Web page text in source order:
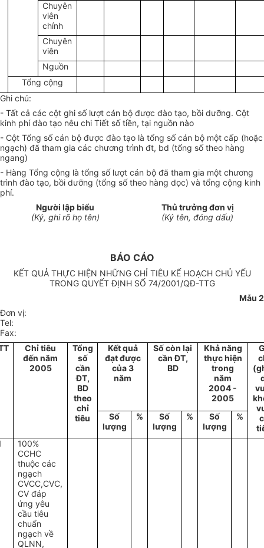
Chuyên
viên
chính
Chuyên
viên
Nguồn
Tổng cộng
Ghi chú:
- Tất cả các cột ghi số lượt cán bộ được đào tạo, bồi dưỡng. Cột
kinh phí đào tạo nêu chi Tiết số tiền, tại nguồn nào
- Cột Tổng số cán bộ được đào tạo là tổng số cán bộ một cấp (hoặc
ngạch) đã tham gia các chương trình đt, bd (tổng số theo hàng
ngang)
- Hàng Tổng cộng là tổng số lượt cán bộ đã tham gia một chương
trình đào tạo, bồi dưỡng (tổng số theo hàng dọc) và tổng cộng kinh
phí.
Người lập biểu
(Ký, ghi rõ họ tên)
Thủ trưởng đơn vị
(Ký tên, đóng dấu)
BÁO CÁO
KẾT QUẢ THỰC HIỆN NHỮNG CHỈ TIÊU KẾ HOẠCH CHỦ YẾU
TRONG QUYẾT ĐỊNH SỐ 74/2001/QĐ-TTG
Mẫu 2
Đơn vị:
Tel:
Fax:
Chỉ tiêu
đến năm
2005
Tổng
số
cần
ĐT,
BD
theo
chỉ
tiêu
Kết quả
đạt được
của 3
năm
Số còn lại
cần ĐT,
BD
Khả năng
thực hiện
trong
năm
2004 -
2005
Số
lượng
%
Số
lượng
%
Số
lượng
%
100%
CCHC
thuộc các
ngạch
CVCC,CVC,
CV đáp
ứng yêu
cầu tiêu
chuẩn
ngạch về
QLNN,